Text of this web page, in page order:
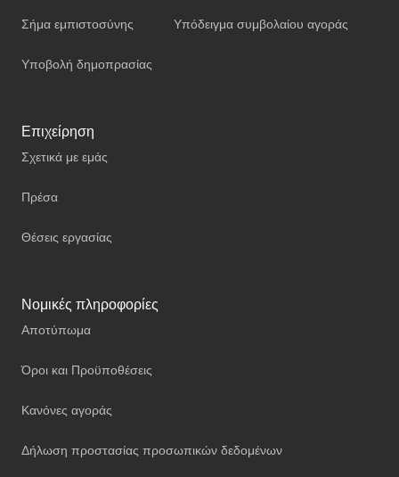
Σήμα εμπιστοσύνης
Υποβολή δημοπρασίας
Υπόδειγμα συμβολαίου αγοράς
Επιχείρηση
Σχετικά με εμάς
Πρέσα
Θέσεις εργασίας
Νομικές πληροφορίες
Αποτύπωμα
Όροι και Προϋποθέσεις
Κανόνες αγοράς
Δήλωση προστασίας προσωπικών δεδομένων